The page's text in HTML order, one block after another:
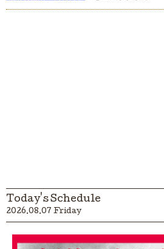
Today's Schedule
2026.08.07 Friday